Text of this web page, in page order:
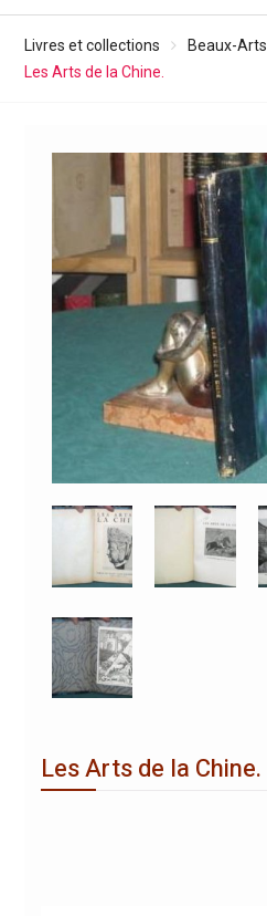
Livres et collections Beaux-Arts
Les Arts de la Chine.
Les Arts de la Chine.